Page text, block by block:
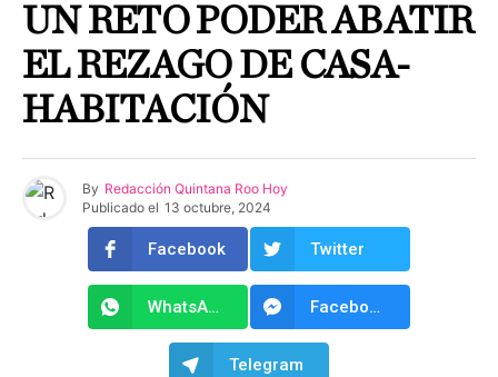
UN RETO PODER ABATIR
EL REZAGO DE CASA-
HABITACIÓN
By Redacción Quintana Roo Hoy
Publicado el 13 octubre, 2024
Facebook Twitter
WhatsApp Facebook Messenger
Telegram